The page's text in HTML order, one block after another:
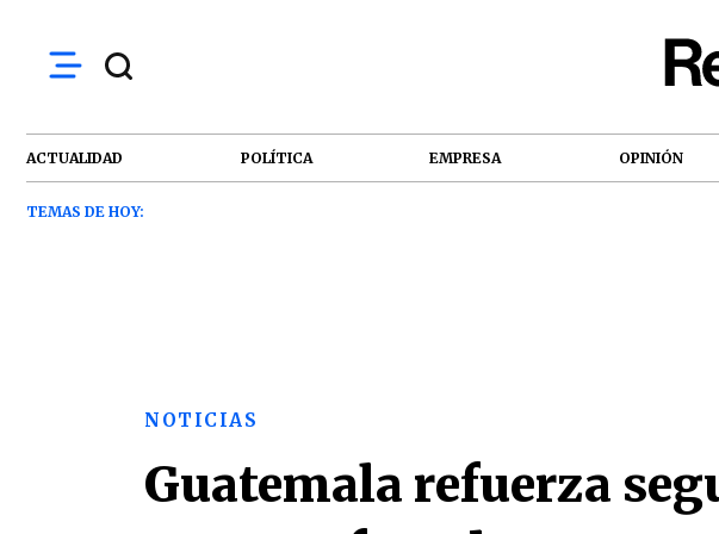
ACTUALIDAD POLÍTICA EMPRESA OPINIÓN
TEMAS DE HOY:
NOTICIAS
Guatemala refuerza